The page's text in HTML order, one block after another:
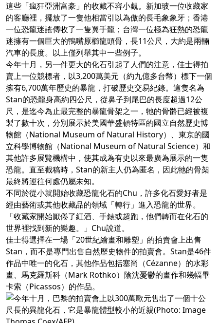
這些「瘋狂亞洲富豪」的收藏不容小覷。新加玻一位收藏家
的客廳裡，擺放了一隻他相當引以為傲的長毛象象牙；香港
一位恐龍迷謠傳收了一隻翼手龍；台灣一位極為狂熱的恐龍
迷擁有一個巨大的鴨嘴原櫛龍頭骨，長11公尺，大約是兩輛
汽車的長度。以上僅列舉其中一些例子。
今年十月，另一件更大的化石引起了人們的注意，佳士得拍
賣上一位競標者，以3,200萬美元（約九億多台幣）標下一個
擁有6,700萬年歷史的暴龍，打破歷史交易紀錄。這隻名為
Stan的恐龍身高約四公尺，從鼻子到尾巴的長度超過12公
尺，是迄今為止最完整的暴龍骨架之一，牠的骨骼已經被複
製了數十次，分別展示於美國華盛頓特區的國立自然歷史博
物館（National Museum of Natural History）、東京的國
立科學博物館（National Museum of Natural Science）和
其他許多展覽機構中，使其成為有史以來最廣為展示的一隻
恐龍。直至截稿時，Stan的新主人仍為匿名，因此牠的骨架
最終將運往何處仍屬未知。
不同於從小就開始收藏恐龍化石的Chu，許多化石愛好者是
經由藝術或其他收藏品的領域「轉行」進入恐龍的世界。
「收藏家開始厭倦了紅酒、手錶或超跑，他們轉而在化石的
世界裡找到新的樂趣。」Chu說道。
佳士得選擇在一場「20世紀繪畫和雕塑」的拍賣會上出售
Stan，而不是專門出售自然歷史物件的拍賣會。Stan是46件
作品中唯一的化石，其他作品包括塞尚（Cézanne）的水彩
畫、馬克羅斯科（Mark Rothko）陰沈憂鬱的畫作和幾幅畢
卡索（Picassos）的作品。